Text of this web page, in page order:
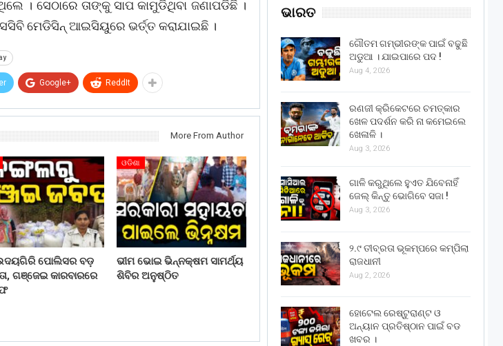
। ସେଠାରେ ତାଙ୍କୁ ସାପ କାମୁଡିଥିବା ଜଣାପଡିଛି ।
ମେଡିସିନ୍ ଆଇସିୟୁରେ ଭର୍ତ୍ତ କରାଯାଇଛି ।
Google+ ReddIt
More From Author
ପୋଲିସର ବଡ଼
ଗଞ୍ଜେଇ କାରବାରରେ
ଓଡିଶା
ଭୀମ ଭୋଇ ଭିନ୍ନକ୍ଷମ ସାମର୍ଥ୍ୟ
ଶିବିର ଅନୁଷ୍ଠିତ
ଭାରତ
ଗୌତମ ଗମ୍ଭୀରଙ୍କ ପାଇଁ ବଢୁଛି
ଅଡୁଆ । ଯାଇପାରେ ପଦ !
Aug 4, 2026
ରଣଜୀ କ୍ରିକେଟରେ ଚମତ୍କାର
ଖେଳ ପଦର୍ଶନ କରି ନା କମେଇଲେ
ଖେଳାଳି ।
Aug 3, 2026
ଗାଳି କରୁଥିଲେ ହୁଏତ ଯିବେନାହିଁ
ଜେଲ୍ କିନ୍ତୁ ଭୋଗିବେ ସଜା !
Aug 3, 2026
୨.୯ ତୀବ୍ରତା ଭୂକମ୍ପରେ କମ୍ପିଲା
ରାଜଧାନୀ
Aug 2, 2026
ହୋଟେଲ ରେଷ୍ଟୁରାଣ୍ଟ ଓ
ଅନ୍ୟାନ ପ୍ରତିଷ୍ଠାନ ପାଇଁ ବଡ
ଖବର ।